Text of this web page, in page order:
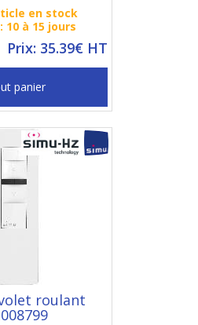
en stock
10 à 15 jours
Prix: 35.39€ HT
panier
roulant